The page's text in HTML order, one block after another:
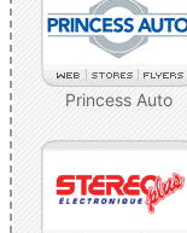
Princess Auto